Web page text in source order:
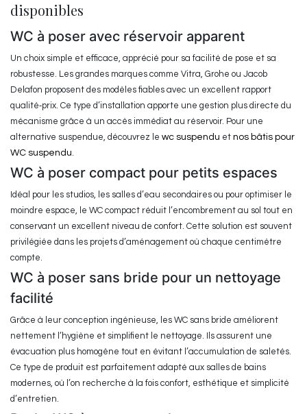
disponibles
WC à poser avec réservoir apparent
Un choix simple et efficace, apprécié pour sa facilité de pose et sa
robustesse. Les grandes marques comme Vitra, Grohe ou Jacob
Delafon proposent des modèles fiables avec un excellent rapport
qualité‑prix. Ce type d’installation apporte une gestion plus directe du
mécanisme grâce à un accès immédiat au réservoir. Pour une
alternative suspendue, découvrez le wc suspendu et nos bâtis pour
WC suspendu.
WC à poser compact pour petits espaces
Idéal pour les studios, les salles d’eau secondaires ou pour optimiser le
moindre espace, le WC compact réduit l’encombrement au sol tout en
conservant un excellent niveau de confort. Cette solution est souvent
privilégiée dans les projets d’aménagement où chaque centimètre
compte.
WC à poser sans bride pour un nettoyage
facilité
Grâce à leur conception ingénieuse, les WC sans bride améliorent
nettement l’hygiène et simplifient le nettoyage. Ils assurent une
évacuation plus homogène tout en évitant l’accumulation de saletés.
Ce type de produit est parfaitement adapté aux salles de bains
modernes, où l’on recherche à la fois confort, esthétique et simplicité
d’entretien.